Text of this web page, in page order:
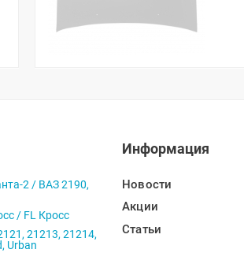
2 / ВАЗ 2190,
/ FL Кросс
21213, 21214,
Urban
Информация
Новости
Акции
Статьи